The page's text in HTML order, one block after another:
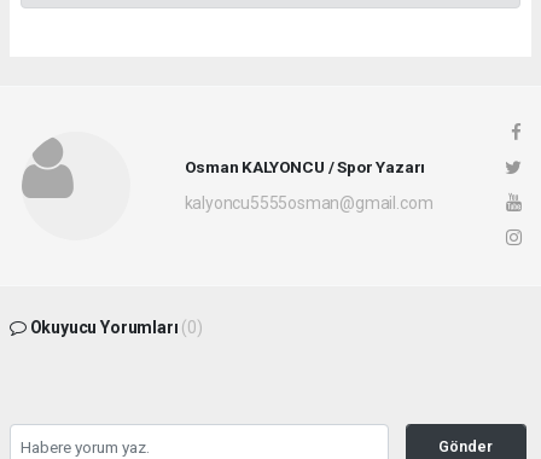
Osman KALYONCU / Spor Yazarı
kalyoncu5555osman@gmail.com
Okuyucu Yorumları (0)
Gönder